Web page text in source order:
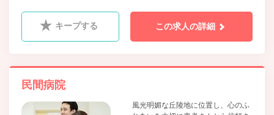
キープする この求人の詳細
民間病院
風光明媚な丘陵地に位置し、心のふ